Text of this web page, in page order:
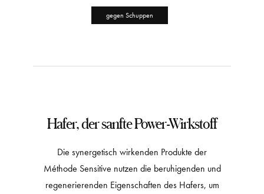
gegen Schuppen
Hafer, der sanfte Power-Wirkstoff
Die synergetisch wirkenden Produkte der
Méthode Sensitive nutzen die beruhigenden und
regenerierenden Eigenschaften des Hafers, um